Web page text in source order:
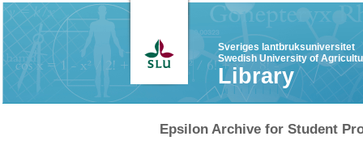
Sveriges lantbruksuniversitet
Swedish University of
Library
Epsilon Archive for Student